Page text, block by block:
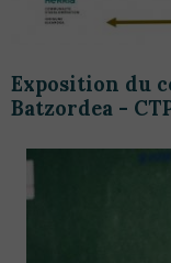
Exposition du
Batzordea -